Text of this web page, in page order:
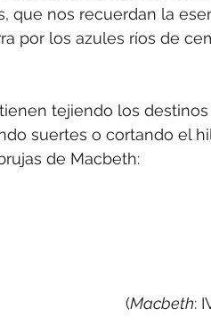
que nos recuerdan la
por los azules ríos de
tejiendo los
suertes o cortando el
de Macbeth:
(Macbeth: